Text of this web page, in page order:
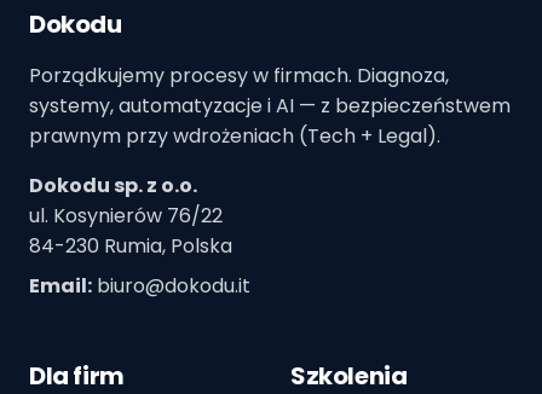
Dokodu
Porządkujemy procesy w firmach. Diagnoza,
systemy, automatyzacje i AI — z bezpieczeństwem
prawnym przy wdrożeniach (Tech + Legal).
Dokodu sp. z o.o.
ul. Kosynierów 76/22
84-230 Rumia, Polska
Email: biuro@dokodu.it
Dla firm Szkolenia